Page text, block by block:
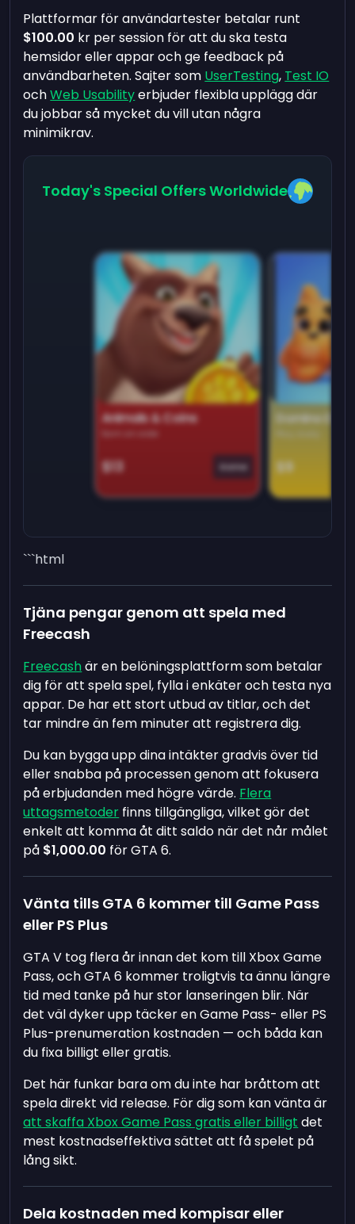
Plattformar för användartester betalar runt
$100.00 kr per session för att du ska testa
hemsidor eller appar och ge feedback på
användbarheten. Sajter som UserTesting, Test IO
ochWeb Usabilityerbjuder flexibla upplägg där
du jobbar så mycket du vill utan några
minimikrav.
Today's Special Offers Worldwide
Animals & Coins
Earn on side
$13 Game
Domino
$9
```html
Tjäna pengar genom att spela med
Freecash
Freecashär en belöningsplattform som betalar
dig för att spela spel, fylla i enkäter och testa nya
appar. De har ett stort utbud av titlar, och det
tar mindre än fem minuter att registrera dig.
Du kan bygga upp dina intäkter gradvis över tid
eller snabba på processen genom att fokusera
på erbjudanden med högre värde. Flera
uttagsmetoder finns tillgängliga, vilket gör det
enkelt att komma åt ditt saldo när det når målet
på $1,000.00 för GTA 6.
Vänta tills GTA 6 kommer till Game Pass
eller PS Plus
GTA V tog flera år innan det kom till Xbox Game
Pass, och GTA 6 kommer troligtvis ta ännu längre
tid med tanke på hur stor lanseringen blir. När
det väl dyker upp täcker en Game Pass- eller PS
Plus-prenumeration kostnaden — och båda kan
du fixa billigt eller gratis.
Det här funkar bara om du inte har bråttom att
spela direkt vid release. För dig som kan vänta är
att skaffa Xbox Game Pass gratis eller billigt det
mest kostnadseffektiva sättet att få spelet på
lång sikt.
Dela kostnaden med kompisar eller